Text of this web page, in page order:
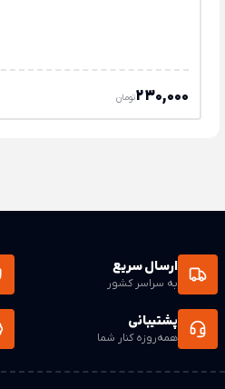
230,000تومان
ارسال سریع
به سراسر کشور
پشتیبانی
همه‌روزه کنار شما